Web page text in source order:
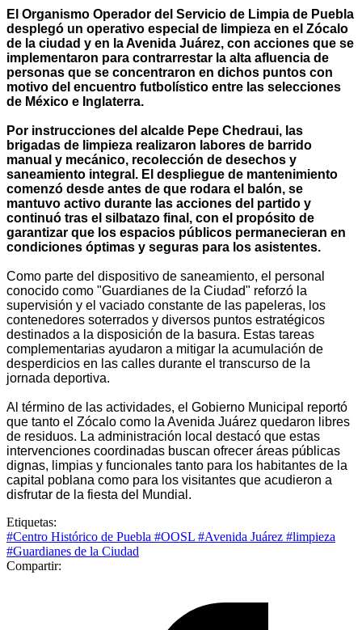
El Organismo Operador del Servicio de Limpia de Puebla
desplegó un operativo especial de limpieza en el Zócalo
de la ciudad y en la Avenida Juárez, con acciones que se
implementaron para contrarrestar la alta afluencia de
personas que se concentraron en dichos puntos con
motivo del encuentro futbolístico entre las selecciones
de México e Inglaterra.
Por instrucciones del alcalde Pepe Chedraui, las
brigadas de limpieza realizaron labores de barrido
manual y mecánico, recolección de desechos y
saneamiento integral. El despliegue de mantenimiento
comenzó desde antes de que rodara el balón, se
mantuvo activo durante las acciones del partido y
continuó tras el silbatazo final, con el propósito de
garantizar que los espacios públicos permanecieran en
condiciones óptimas y seguras para los asistentes.
Como parte del dispositivo de saneamiento, el personal
conocido como "Guardianes de la Ciudad" reforzó la
supervisión y el vaciado constante de las papeleras, los
contenedores soterrados y diversos puntos estratégicos
destinados a la disposición de la basura. Estas tareas
complementarias ayudaron a mitigar la acumulación de
desperdicios en las calles durante el transcurso de la
jornada deportiva.
Al término de las actividades, el Gobierno Municipal reportó
que tanto el Zócalo como la Avenida Juárez quedaron libres
de residuos. La administración local destacó que estas
intervenciones coordinadas buscan ofrecer áreas públicas
dignas, limpias y funcionales tanto para los habitantes de la
capital poblana como para los visitantes que acudieron a
disfrutar de la fiesta del Mundial.
Etiquetas:
#Centro Histórico de Puebla #OOSL #Avenida Juárez #limpieza
#Guardianes de la Ciudad
Compartir: